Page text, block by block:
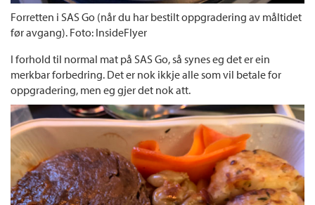
Forretten i SAS Go (når du har bestilt oppgradering av måltidet
før avgang). Foto: InsideFlyer
I forhold til normal mat på SAS Go, så synes eg det er ein
merkbar forbedring. Det er nok ikkje alle som vil betale for
oppgradering, men eg gjer det nok att.